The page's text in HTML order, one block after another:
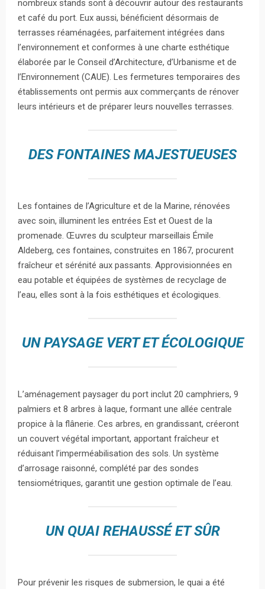
nombreux stands sont à découvrir autour des restaurants
et café du port. Eux aussi, bénéficient désormais de
terrasses réaménagées, parfaitement intégrées dans
l’environnement et conformes à une charte esthétique
élaborée par le Conseil d’Architecture, d’Urbanisme et de
l’Environnement (CAUE). Les fermetures temporaires des
établissements ont permis aux commerçants de rénover
leurs intérieurs et de préparer leurs nouvelles terrasses.
DES FONTAINES MAJESTUEUSES
Les fontaines de l’Agriculture et de la Marine, rénovées
avec soin, illuminent les entrées Est et Ouest de la
promenade. Œuvres du sculpteur marseillais Émile
Aldeberg, ces fontaines, construites en 1867, procurent
fraîcheur et sérénité aux passants. Approvisionnées en
eau potable et équipées de systèmes de recyclage de
l’eau, elles sont à la fois esthétiques et écologiques.
UN PAYSAGE VERT ET ÉCOLOGIQUE
L’aménagement paysager du port inclut 20 camphriers, 9
palmiers et 8 arbres à laque, formant une allée centrale
propice à la flânerie. Ces arbres, en grandissant, créeront
un couvert végétal important, apportant fraîcheur et
réduisant l’imperméabilisation des sols. Un système
d’arrosage raisonné, complété par des sondes
tensiométriques, garantit une gestion optimale de l’eau.
UN QUAI REHAUSSÉ ET SÛR
Pour prévenir les risques de submersion, le quai a été